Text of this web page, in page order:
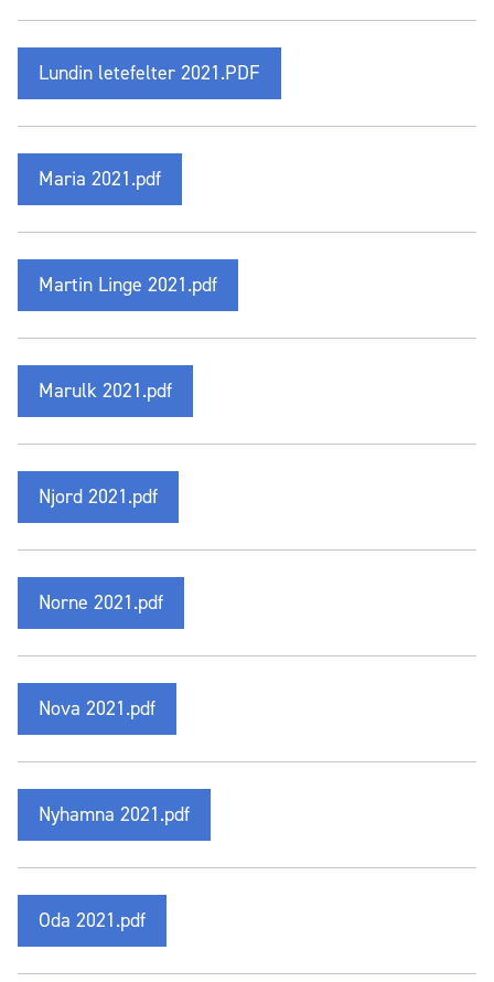
Lundin letefelter 2021.PDF
Maria 2021.pdf
Martin Linge 2021.pdf
Marulk 2021.pdf
Njord 2021.pdf
Norne 2021.pdf
Nova 2021.pdf
Nyhamna 2021.pdf
Oda 2021.pdf